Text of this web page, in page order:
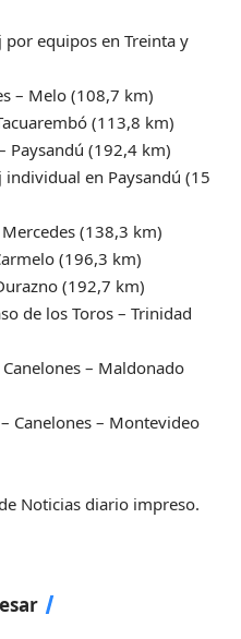
equipos en Treinta y
– Melo (108,7 km)
(113,8 km)
Paysandú (192,4 km)
en Paysandú (15
(138,3 km)
(196,3 km)
(192,7 km)
de los Toros – Trinidad
– Maldonado
Canelones – Montevideo
Noticias diario impreso.